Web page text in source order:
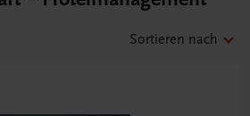
Sortieren nach